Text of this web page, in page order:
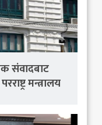
संवादबाट
मन्त्रालय